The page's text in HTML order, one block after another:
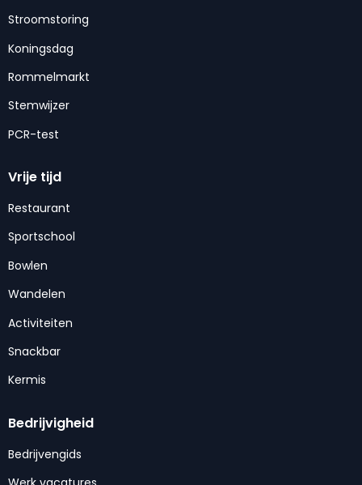
Stroomstoring
Koningsdag
Rommelmarkt
Stemwijzer
PCR-test
Vrije tijd
Restaurant
Sportschool
Bowlen
Wandelen
Activiteiten
Snackbar
Kermis
Bedrijvigheid
Bedrijvengids